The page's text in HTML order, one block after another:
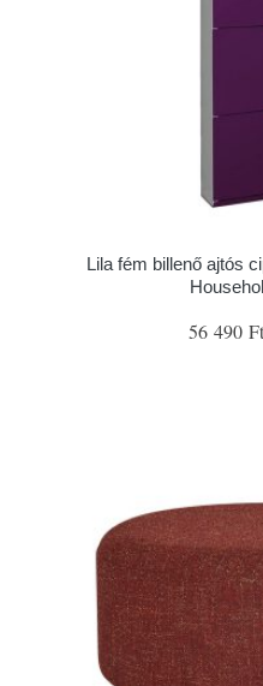
Lila fém billenő ajtós
56 490 Ft